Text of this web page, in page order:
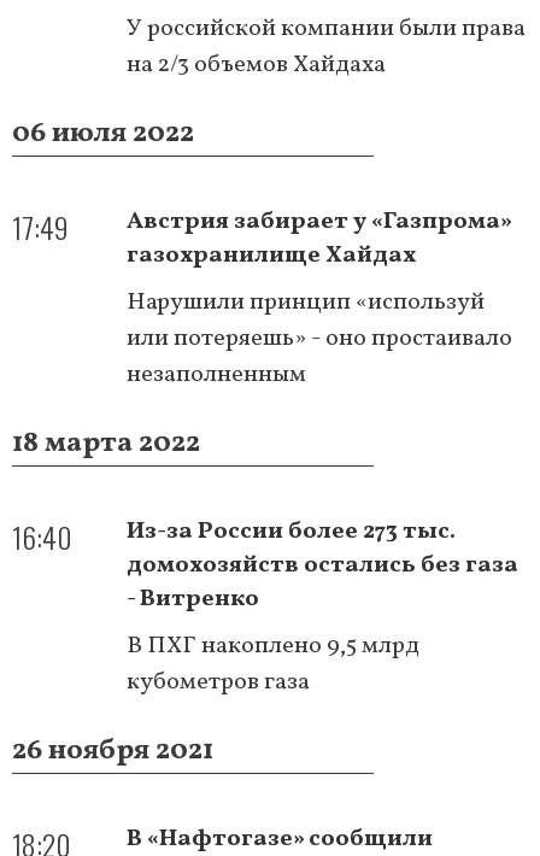
У российской компании были права
на 2/3 объемов Хайдаха
06 июля 2022
17:49
Австрия забирает у «Газпрома»
газохранилище Хайдах
Нарушили принцип «используй
или потеряешь» - оно простаивало
незаполненным
18 марта 2022
16:40
Из-за России более 273 тыс.
домохозяйств остались без газа
- Витренко
В ПХГ накоплено 9,5 млрд
кубометров газа
26 ноября 2021
18:20
В «Нафтогазе» сообщили